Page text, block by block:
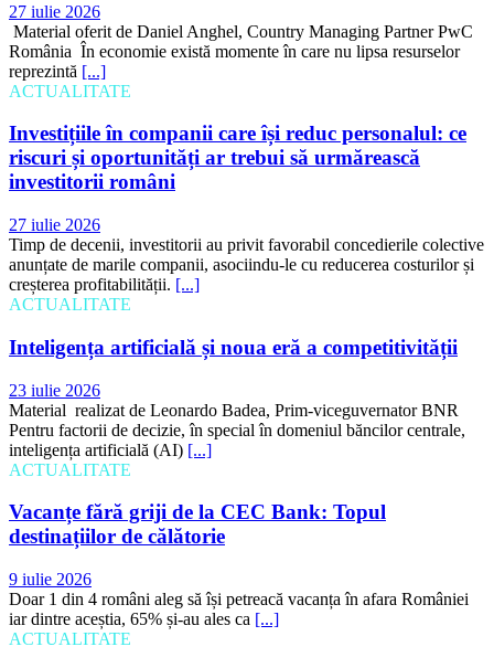
27 iulie 2026
Material oferit de Daniel Anghel, Country Managing Partner PwC
România În economie există momente în care nu lipsa resurselor
reprezintă [...]
ACTUALITATE
Investițiile în companii care își reduc personalul: ce
riscuri și oportunități ar trebui să urmărească
investitorii români
27 iulie 2026
Timp de decenii, investitorii au privit favorabil concedierile colective
anunțate de marile companii, asociindu-le cu reducerea costurilor și
creșterea profitabilității. [...]
ACTUALITATE
Inteligența artificială și noua eră a competitivității
23 iulie 2026
Material realizat de Leonardo Badea, Prim-viceguvernator BNR
Pentru factorii de decizie, în special în domeniul băncilor centrale,
inteligența artificială (AI) [...]
ACTUALITATE
Vacanțe fără griji de la CEC Bank: Topul
destinațiilor de călătorie
9 iulie 2026
Doar 1 din 4 români aleg să își petreacă vacanța în afara României
iar dintre aceștia, 65% și-au ales ca [...]
ACTUALITATE